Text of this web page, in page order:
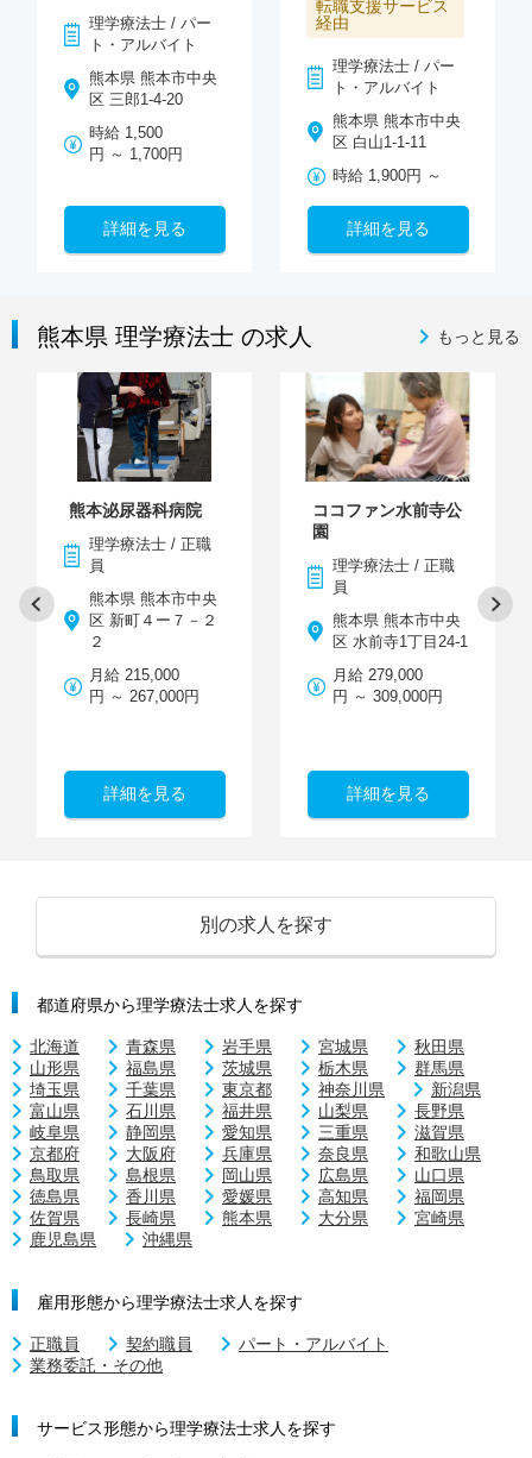
理学療法士 / パー
ト・アルバイト
熊本県 熊本市中央
区 三郎1-4-20
時給 1,500
円 ～ 1,700円
詳細を見る
転職支援サービス
経由
理学療法士 / パー
ト・アルバイト
熊本県 熊本市中央
区 白山1-1-11
時給 1,900円 ～
詳細を見る
熊本県 理学療法士 の求人 もっと見る
熊本泌尿器科病院
理学療法士 / 正職
員
熊本県 熊本市中央
区 新町４ー７－２
２
月給 215,000
円 ～ 267,000円
詳細を見る
ココファン水前寺公
園
理学療法士 / 正職
員
熊本県 熊本市中央
区 水前寺1丁目24-1
月給 279,000
円 ～ 309,000円
詳細を見る
別の求人を探す
都道府県から理学療法士求人を探す
北海道 青森県 岩手県 宮城県
秋田県
山形県
福島県 茨城県 栃木県
群馬県
埼玉県
千葉県 東京都 神奈川県
新潟県
富山県
石川県 福井県 山梨県
長野県
岐阜県
静岡県 愛知県 三重県
滋賀県
京都府
大阪府 兵庫県 奈良県
和歌山県
鳥取県
島根県 岡山県 広島県
山口県
徳島県
香川県 愛媛県 高知県
福岡県
佐賀県
長崎県 熊本県 大分県
宮崎県
鹿児島県
沖縄県
雇用形態から理学療法士求人を探す
正職員 契約職員
パート・アルバイト
業務委託・その他
サービス形態から理学療法士求人を探す